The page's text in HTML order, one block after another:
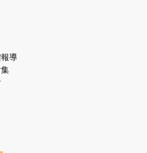
龍長跑隊恆常練習 - 4月16日
19:00開始）
古家＋賞系列：漫步魔術與音樂
導